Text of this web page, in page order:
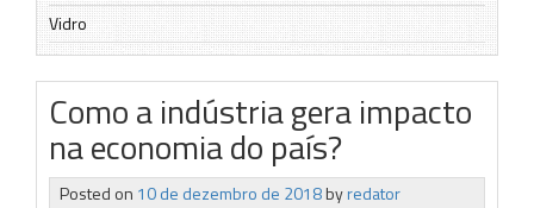
Vidro
Como a indústria gera impacto
na economia do país?
Posted on 10 de dezembro de 2018byredator